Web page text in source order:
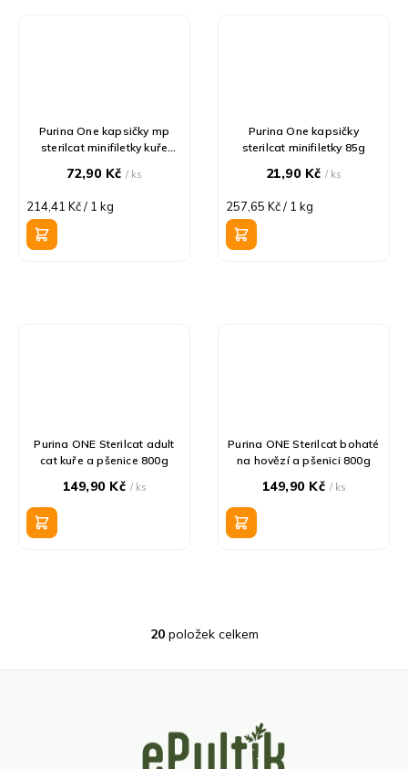
Purina One kapsičky mp
sterilcat minifiletky kuře
72,90 Kč/ ks
Měrná
cena:
214,41 Kč / 1 kg
Purina One kapsičky
sterilcat minifiletky 85g
21,90 Kč/ ks
Měrná
cena:
257,65 Kč / 1 kg
Purina ONE Sterilcat adult
cat kuře a pšenice 800g
149,90 Kč / ks
Purina ONE Sterilcat bohaté
na hovězí a pšenici 800g
149,90 Kč / ks
O
l
c
20položek celkem